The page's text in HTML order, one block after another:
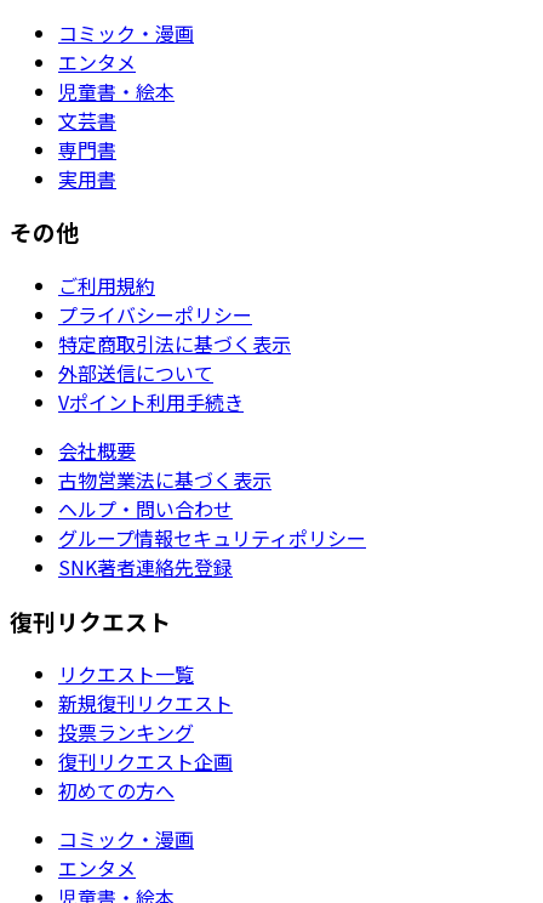
コミック・漫画
エンタメ
児童書・絵本
文芸書
専門書
実用書
その他
ご利用規約
プライバシーポリシー
特定商取引法に基づく表示
外部送信について
Vポイント利用手続き
会社概要
古物営業法に基づく表示
ヘルプ・問い合わせ
グループ情報セキュリティポリシー
SNK著者連絡先登録
復刊リクエスト
リクエスト一覧
新規復刊リクエスト
投票ランキング
復刊リクエスト企画
初めての方へ
コミック・漫画
エンタメ